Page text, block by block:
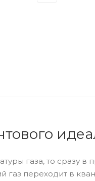
газа, то сразу в
газ переходит в